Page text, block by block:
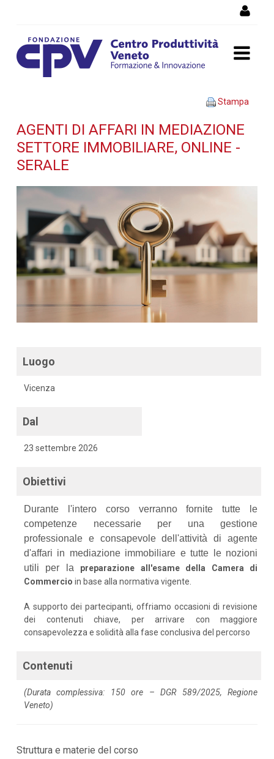
mediazione settore
immobiliare, online - serale
- Dettaglio corso di
formazione
Stampa
AGENTI DI AFFARI IN MEDIAZIONE
SETTORE IMMOBILIARE, ONLINE -
SERALE
Luogo
Vicenza
Dal
23 settembre 2026
Obiettivi
Durante l'intero corso verranno fornite tutte le
competenze necessarie per una gestione
professionale e consapevole dell'attività di agente
d'affari in mediazione immobiliare e tutte le nozioni
utili per la preparazione all'esame della Camera di
Commercio in base alla normativa vigente.
A supporto dei partecipanti, offriamo occasioni di revisione
dei contenuti chiave, per arrivare con maggiore
consapevolezza e solidità alla fase conclusiva del percorso
Contenuti
(Durata complessiva: 150 ore – DGR 589/2025, Regione
Veneto)
Struttura e materie del corso